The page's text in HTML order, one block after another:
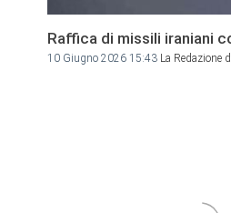
Raffica di missili iraniani
10 Giugno 2026 15:43 La Redazione